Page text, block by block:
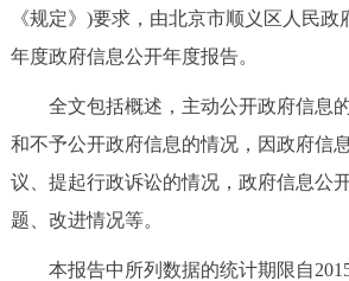
决策公开
政务服务
便民服务
《规定》)要求，由北京市顺义区人民政
年度政府信息公开年度报告。
全文包括概述，主动公开政府信息
和不予公开政府信息的情况，因政府信
议、提起行政诉讼的情况，政府信息公
题、改进情况等。
本报告中所列数据的统计期限自